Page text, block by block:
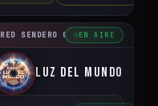
RED SENDERO CRISTIANO
EN AIRE
Luz del Mundo